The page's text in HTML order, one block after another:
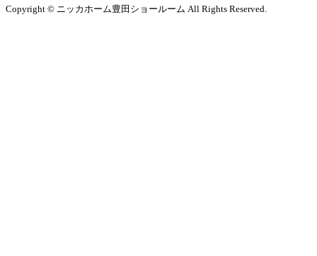
Copyright © ニッカホーム豊田ショールーム All Rights Reserved.